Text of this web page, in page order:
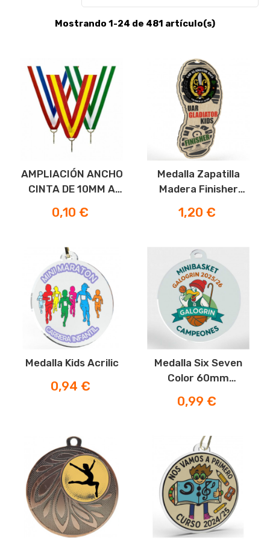
Mostrando 1-24 de 481 artículo(s)
AMPLIACIÓN ANCHO
CINTA DE 10MM A
Precio
0,10 €
Medalla Zapatilla
Madera Finisher
Precio
1,20 €
Medalla Kids Acrilic
Precio
0,94 €
Medalla Six Seven
Color 60mm
Precio
0,99 €
-15%